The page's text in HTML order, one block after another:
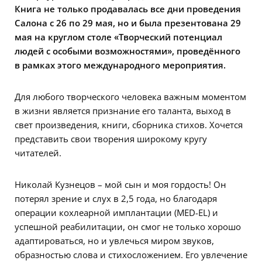
Книга не только продавалась все дни проведения
Салона с 26 по 29 мая, но и была презентована 29
мая на круглом столе «Творческий потенциал
людей с особыми возможностями», проведённого
в рамках этого международного мероприятия.
Для любого творческого человека важным моментом
в жизни является признание его таланта, выход в
свет произведения, книги, сборника стихов. Хочется
представить свои творения широкому кругу
читателей.
Николай Кузнецов – мой сын и моя гордость! Он
потерял зрение и слух в 2,5 года, но благодаря
операции кохлеарной имплантации (MED-EL) и
успешной реабилитации, он смог не только хорошо
адаптироваться, но и увлечься миром звуков,
образностью слова и стихосложением. Его увлечение